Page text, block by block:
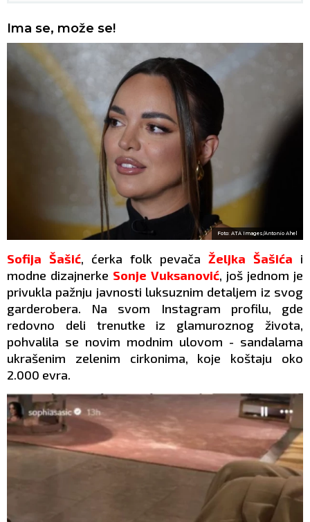
Ima se, može se!
Foto: ATA Images/Antonio Ahel
Sofija Šašić, ćerka folk pevača Željka Šašića i
modne dizajnerke Sonje Vuksanović, još jednom je
privukla pažnju javnosti luksuznim detaljem iz svog
garderobera. Na svom Instagram profilu, gde
redovno deli trenutke iz glamuroznog života,
pohvalila se novim modnim ulovom - sandalama
ukrašenim zelenim cirkonima, koje koštaju oko
2.000 evra.